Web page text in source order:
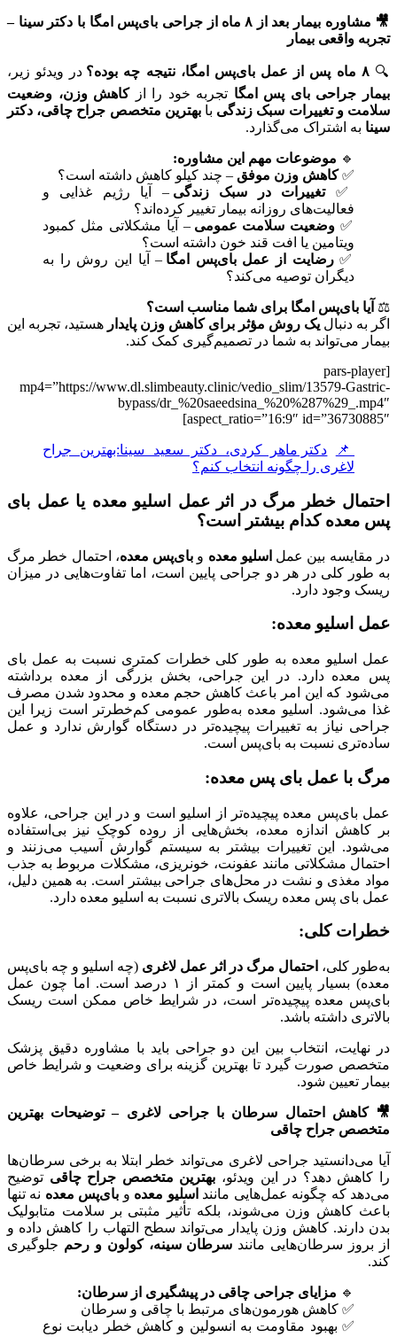
🎥 مشاوره بیمار بعد از ۸ ماه از جراحی بای‌پس امگا با دکتر سینا –
تجربه واقعی بیمار
🔍۸ ماه پس از عمل بای‌پس امگا، نتیجه چه بوده؟
در ویدئو زیر،
بیمار جراحی بای پس امگا تجربه خود را ازکاهش وزن، وضعیت
سلامت و تغییرات سبک زندگی بابهترین متخصص جراح چاقی، دکتر
سینا به اشتراک می‌گذارد.
🔹 موضوعات مهم این مشاوره:
✅کاهش وزن موفق – چند کیلو کاهش داشته است؟
✅تغییرات در سبک زندگی – آیا رژیم غذایی و
فعالیت‌های روزانه بیمار تغییر کرده‌اند؟
✅ وضعیت سلامت عمومی – آیا مشکلاتی مثل کمبود
ویتامین یا افت قند خون داشته است؟
✅رضایت از عمل بای‌پس امگا – آیا این روش را به
دیگران توصیه می‌کند؟
⚖ آیا بای‌پس امگا برای شما مناسب است؟
اگر به دنبال یک روش مؤثر برای کاهش وزن پایدار هستید، تجربه این
بیمار می‌تواند به شما در تصمیم‌گیری کمک کند.
[pars-player
mp4=”https://www.dl.slimbeauty.clinic/vedio_slim/13579-Gastric-
bypass/dr_%20saeedsina_%20%287%29_.mp4″
aspect_ratio=”16:9″ id=”36730885″]
📌
دکتر ماهر کردی، دکتر سعید سینا:بهترین جراح
لاغری را چگونه انتخاب کنم؟
احتمال خطر مرگ در اثر عمل اسلیو معده یا عمل بای
پس معده کدام بیشتر است؟
در مقایسه بین عمل اسلیو معده و بای‌پس معده، احتمال خطر مرگ
به طور کلی در هر دو جراحی پایین است، اما تفاوت‌هایی در میزان
ریسک وجود دارد.
عمل اسلیو معده:
عمل اسلیو معده به طور کلی خطرات کمتری نسبت به عمل بای‌
پس معده دارد. در این جراحی، بخش بزرگی از معده برداشته
می‌شود که این امر باعث کاهش حجم معده و محدود شدن مصرف
غذا می‌شود. اسلیو معده به‌طور عمومی کم‌خطرتر است زیرا این
جراحی نیاز به تغییرات پیچیده‌تر در دستگاه گوارش ندارد و عمل
ساده‌تری نسبت به بای‌پس است.
مرگ با عمل بای پس معده:
عمل بای‌پس معده پیچیده‌تر از اسلیو است و در این جراحی، علاوه
بر کاهش اندازه معده، بخش‌هایی از روده کوچک نیز بی‌استفاده
می‌شود. این تغییرات بیشتر به سیستم گوارش آسیب می‌زنند و
احتمال مشکلاتی مانند عفونت، خونریزی، مشکلات مربوط به جذب
مواد مغذی و نشت در محل‌های جراحی بیشتر است. به همین دلیل،
عمل بای‌ پس معده ریسک بالاتری نسبت به اسلیو معده دارد.
خطرات کلی:
به‌طور کلی، احتمال مرگ در اثر عمل لاغری (چه اسلیو و چه بای‌پس
معده) بسیار پایین است و کمتر از ۱ درصد است. اما چون عمل
بای‌پس معده پیچیده‌تر است، در شرایط خاص ممکن است ریسک
بالاتری داشته باشد.
در نهایت، انتخاب بین این دو جراحی باید با مشاوره دقیق پزشک
متخصص صورت گیرد تا بهترین گزینه برای وضعیت و شرایط خاص
بیمار تعیین شود.
🎥 کاهش احتمال سرطان با جراحی لاغری – توضیحات بهترین
متخصص جراح چاقی
آیا می‌دانستید جراحی لاغری می‌تواند خطر ابتلا به برخی سرطان‌ها
را کاهش دهد؟ در این ویدئو، بهترین متخصص جراح چاقی توضیح
می‌دهد که چگونه عمل‌هایی مانند اسلیو معده و بای‌پس معده نه تنها
باعث کاهش وزن می‌شوند، بلکه تأثیر مثبتی بر سلامت متابولیک
بدن دارند. کاهش وزن پایدار می‌تواند سطح التهاب را کاهش داده و
از بروز سرطان‌هایی مانند سرطان سینه، کولون و رحم جلوگیری
کند.
🔹 مزایای جراحی چاقی در پیشگیری از سرطان:
✅ کاهش هورمون‌های مرتبط با چاقی و سرطان
✅ بهبود مقاومت به انسولین و کاهش خطر دیابت نوع